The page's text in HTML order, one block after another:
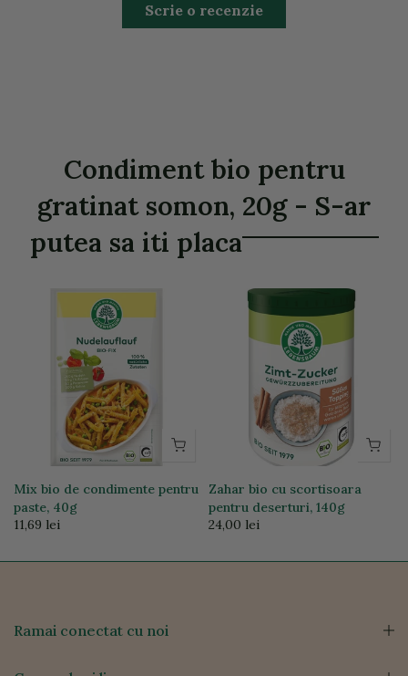
Scrie o recenzie
Condiment bio pentru
gratinat somon, 20g - S-ar
putea sa iti placa
Mix bio de condimente pentru
paste, 40g
11,69 lei
Zahar bio cu scortisoara
pentru deserturi, 140g
24,00 lei
Ramai conectat cu noi